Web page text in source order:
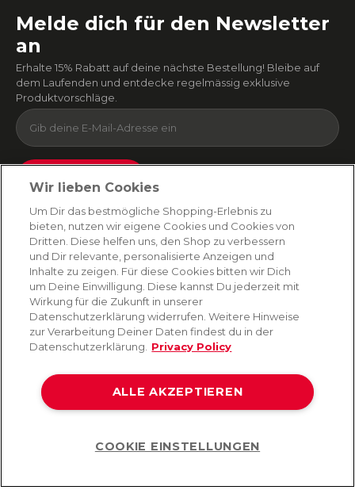
Melde dich für den Newsletter
an
Erhalte 15% Rabatt auf deine nächste Bestellung! Bleibe auf
dem Laufenden und entdecke regelmässig exklusive
Produktvorschläge.
Absenden
Du kannst dich jederzeit von unserem Newsletter abmelden. Indem du fortfährst, stimmst
du unseren E-Mail-Bedingungenund Datenschutzbestimmungen zu
AMORANA
MARKEN
SERVICE
©2026 Lovehoney Group Switzerland AG. Alle Rechte vorbehalten
Wir lieben Cookies
Um Dir das bestmögliche Shopping-Erlebnis zu
bieten, nutzen wir eigene Cookies und Cookies von
Dritten. Diese helfen uns, den Shop zu verbessern
und Dir relevante, personalisierte Anzeigen und
Inhalte zu zeigen. Für diese Cookies bitten wir Dich
um Deine Einwilligung. Diese kannst Du jederzeit mit
Wirkung für die Zukunft in unserer
Datenschutzerklärung widerrufen. Weitere Hinweise
zur Verarbeitung Deiner Daten findest du in der
Datenschutzerklärung.
Privacy Policy
ALLE AKZEPTIEREN
COOKIE EINSTELLUNGEN